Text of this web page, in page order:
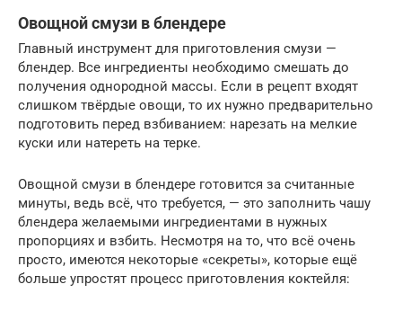
Овощной смузи в блендере
Главный инструмент для приготовления смузи —
блендер. Все ингредиенты необходимо смешать до
получения однородной массы. Если в рецепт входят
слишком твёрдые овощи, то их нужно предварительно
подготовить перед взбиванием: нарезать на мелкие
куски или натереть на терке.
Овощной смузи в блендере готовится за считанные
минуты, ведь всё, что требуется, — это заполнить чашу
блендера желаемыми ингредиентами в нужных
пропорциях и взбить. Несмотря на то, что всё очень
просто, имеются некоторые «секреты», которые ещё
больше упростят процесс приготовления коктейля: